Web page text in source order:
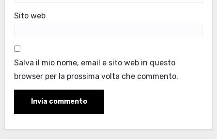
Sito web
Salva il mio nome, email e sito web in questo
browser per la prossima volta che commento.